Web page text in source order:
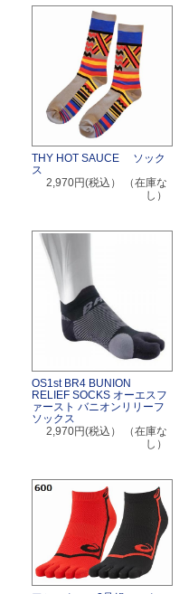
THY HOT SAUCE ソック
ス
2,970円(税込）
（在庫な
し）
OS1st BR4 BUNION
RELIEF SOCKS オーエスフ
ァースト バニオンリリーフ
ソックス
2,970円(税込）
（在庫な
し）